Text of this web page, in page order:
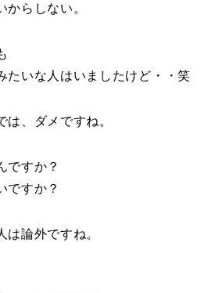
からしない。
たいな人はいましたけど・・笑
は、ダメですね。
ですか？
ですか？
は論外ですね。